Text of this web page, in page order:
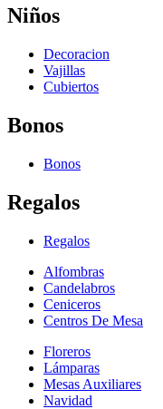
Niños
Decoracion
Vajillas
Cubiertos
Bonos
Bonos
Regalos
Regalos
Alfombras
Candelabros
Ceniceros
Centros De Mesa
Floreros
Lámparas
Mesas Auxiliares
Navidad